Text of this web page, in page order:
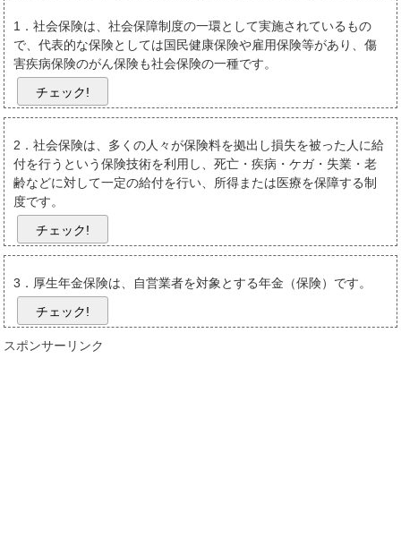
1．社会保険は、社会保障制度の一環として実施されているもの
で、代表的な保険としては国民健康保険や雇用保険等があり、傷
害疾病保険のがん保険も社会保険の一種です。
チェック!
2．社会保険は、多くの人々が保険料を拠出し損失を被った人に給
付を行うという保険技術を利用し、死亡・疾病・ケガ・失業・老
齢などに対して一定の給付を行い、所得または医療を保障する制
度です。
チェック!
3．厚生年金保険は、自営業者を対象とする年金（保険）です。
チェック!
スポンサーリンク